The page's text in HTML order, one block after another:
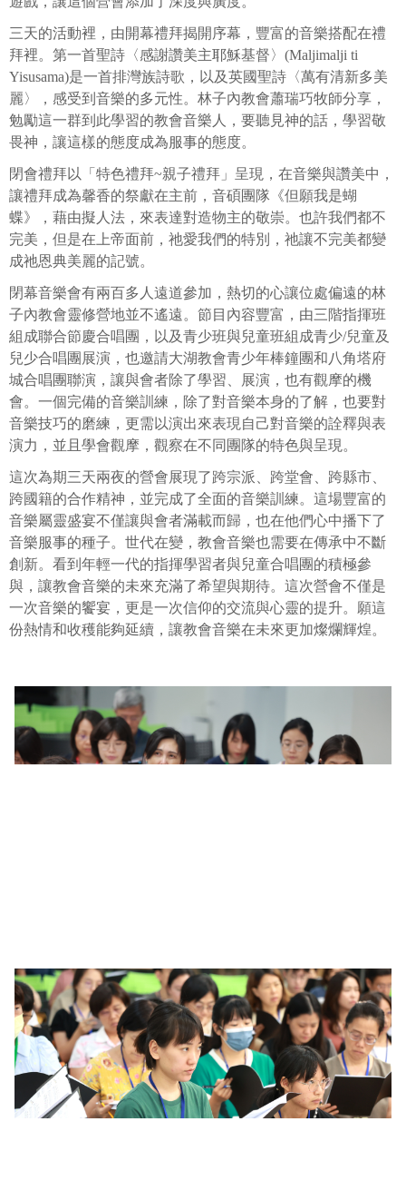
三天的活動裡，由開幕禮拜揭開序幕，豐富的音樂搭配在禮
拜裡。第一首聖詩 〈感謝讚美主耶穌基督〉(Maljimalji ti
Yisusama)是一首排灣族詩歌，以及英國聖詩〈萬有清新多美
麗〉，感受到音樂的多元性。林子內教會蕭瑞巧牧師分享，
勉勵這一群到此學習的教會音樂人，要聽見神的話，學習敬
畏神，讓這樣的態度成為服事的態度。
閉會禮拜以「特色禮拜~親子禮拜」呈現，在音樂與讚美中，
讓禮拜成為馨香的祭獻在主前，音碩團隊《但願我是蝴
蝶》，藉由擬人法，來表達對造物主的敬崇。也許我們都不
完美，但是在上帝面前，祂愛我們的特別，祂讓不完美都變
成祂恩典美麗的記號。
閉幕音樂會有兩百多人遠道參加，熱切的心讓位處偏遠的林
子內教會靈修營地並不遙遠。節目內容豐富，由三階指揮班
組成聯合節慶合唱團，以及青少班與兒童班組成青少/兒童及
兒少合唱團展演，也邀請大湖教會青少年棒鐘團和八角塔府
城合唱團聯演，讓與會者除了學習、展演，也有觀摩的機
會。一個完備的音樂訓練，除了對音樂本身的了解，也要對
音樂技巧的磨練，更需以演出來表現自己對音樂的詮釋與表
演力，並且學會觀摩，觀察在不同團隊的特色與呈現。
這次為期三天兩夜的營會展現了跨宗派、跨堂會、跨縣市、
跨國籍的合作精神，並完成了全面的音樂訓練。這場豐富的
音樂屬靈盛宴不僅讓與會者滿載而歸，也在他們心中播下了
音樂服事的種子。世代在變，教會音樂也需要在傳承中不斷
創新。看到年輕一代的指揮學習者與兒童合唱團的積極參
與，讓教會音樂的未來充滿了希望與期待。這次營會不僅是
一次音樂的饗宴，更是一次信仰的交流與心靈的提升。願這
份熱情和收穫能夠延續，讓教會音樂在未來更加燦爛輝煌。